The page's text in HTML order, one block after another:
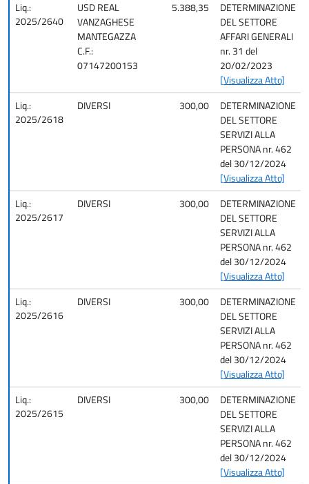
Liq.:
2025/2640
USD REAL
VANZAGHESE
MANTEGAZZA
C.F.:
07147200153
5.388,35
DETERMINAZIONE
DEL SETTORE
AFFARI GENERALI
nr. 31 del
20/02/2023
[Visualizza Atto]
Liq.:
2025/2618
DIVERSI 300,00
DETERMINAZIONE
DEL SETTORE
SERVIZI ALLA
PERSONA nr. 462
del 30/12/2024
[Visualizza Atto]
Liq.:
2025/2617
DIVERSI 300,00
DETERMINAZIONE
DEL SETTORE
SERVIZI ALLA
PERSONA nr. 462
del 30/12/2024
[Visualizza Atto]
Liq.:
2025/2616
DIVERSI 300,00
DETERMINAZIONE
DEL SETTORE
SERVIZI ALLA
PERSONA nr. 462
del 30/12/2024
[Visualizza Atto]
Liq.:
2025/2615
DIVERSI 300,00
DETERMINAZIONE
DEL SETTORE
SERVIZI ALLA
PERSONA nr. 462
del 30/12/2024
[Visualizza Atto]